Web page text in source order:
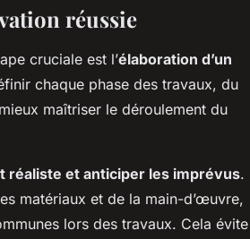
réussie
cruciale est l’élaboration d’un
chaque phase des travaux, du
maîtriser le déroulement du
réaliste et anticiper les imprévus.
matériaux et de la main-d’œuvre,
lors des travaux. Cela évite